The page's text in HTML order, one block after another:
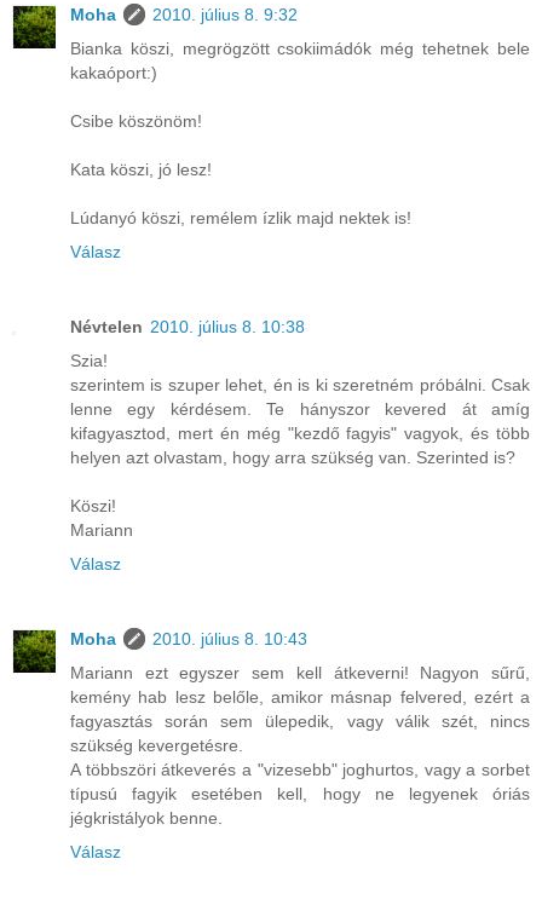
Moha
2010. július 8. 9:32
Bianka köszi, megrögzött csokiimádók még tehetnek bele
kakaóport:)
Csibe köszönöm!
Kata köszi, jó lesz!
Lúdanyó köszi, remélem ízlik majd nektek is!
Válasz
Névtelen 2010. július 8. 10:38
Szia!
szerintem is szuper lehet, én is ki szeretném próbálni. Csak
lenne egy kérdésem. Te hányszor kevered át amíg
kifagyasztod, mert én még "kezdő fagyis" vagyok, és több
helyen azt olvastam, hogy arra szükség van. Szerinted is?
Köszi!
Mariann
Válasz
Moha
2010. július 8. 10:43
Mariann ezt egyszer sem kell átkeverni! Nagyon sűrű,
kemény hab lesz belőle, amikor másnap felvered, ezért a
fagyasztás során sem ülepedik, vagy válik szét, nincs
szükség kevergetésre.
A többszöri átkeverés a "vizesebb" joghurtos, vagy a sorbet
típusú fagyik esetében kell, hogy ne legyenek óriás
jégkristályok benne.
Válasz